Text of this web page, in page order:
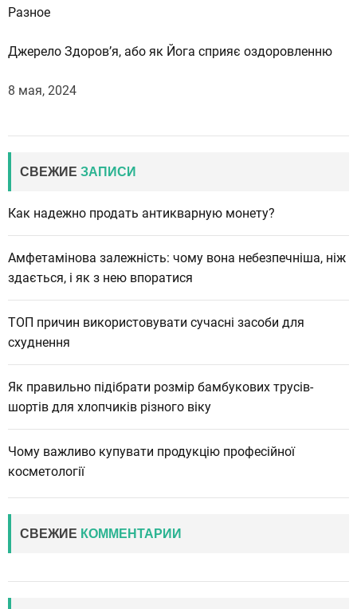
Разное
Джерело Здоров’я, або як Йога сприяє оздоровленню
8 мая, 2024
СВЕЖИЕ ЗАПИСИ
Как надежно продать антикварную монету?
Амфетамінова залежність: чому вона небезпечніша, ніж
здається, і як з нею впоратися
ТОП причин використовувати сучасні засоби для
схуднення
Як правильно підібрати розмір бамбукових трусів-
шортів для хлопчиків різного віку
Чому важливо купувати продукцію професійної
косметології
СВЕЖИЕ КОММЕНТАРИИ